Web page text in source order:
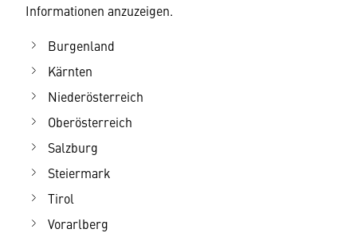
Informationen anzuzeigen.
Burgenland
Kärnten
Niederösterreich
Oberösterreich
Salzburg
Steiermark
Tirol
Vorarlberg